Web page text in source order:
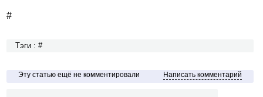
#
Тэги : #
Эту статью ещё не комментировали Написать комментарий